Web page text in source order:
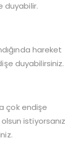
duyabilir.
hareket
duyabilirsiniz.
çok endişe
istiyorsanız